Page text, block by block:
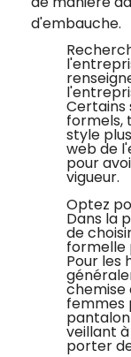
d'embauche.
Certains
formels,
style
web de
pour
vigueur.
Optez
Dans la
de
formelle
Pour les
chemise
femmes
veillant
porter